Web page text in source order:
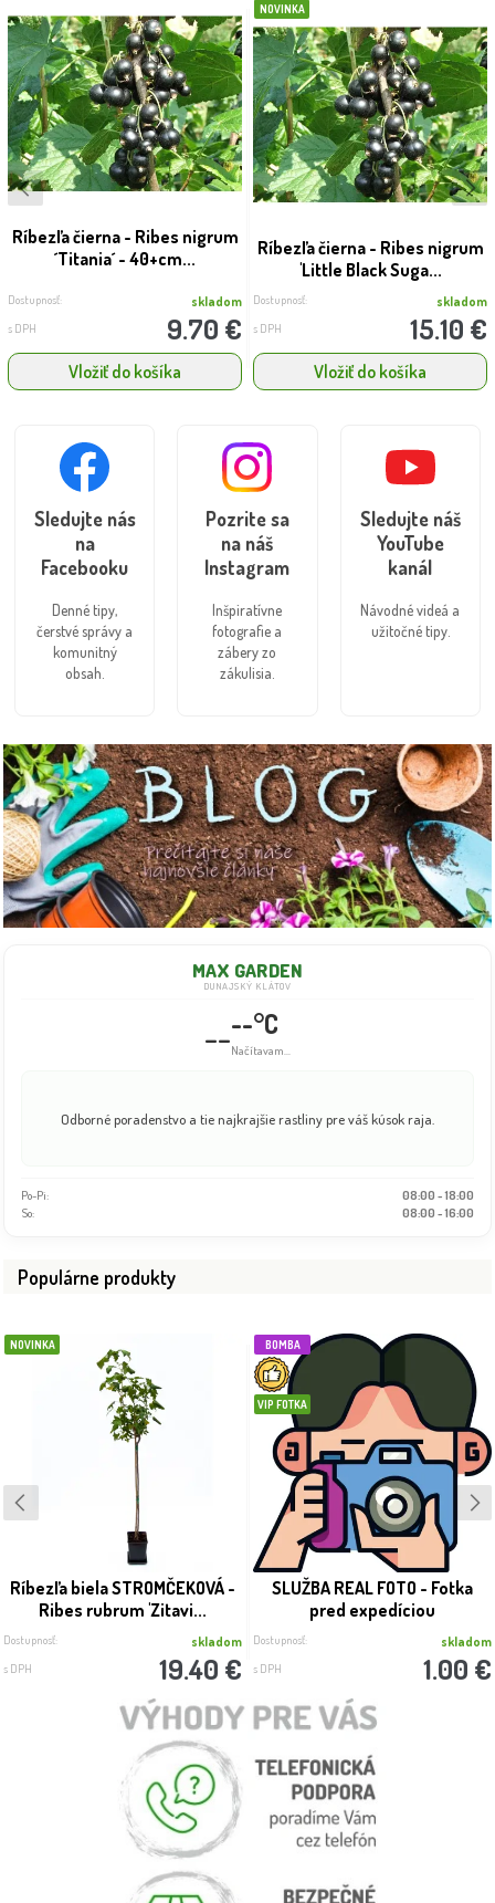
MAX GARDEN
DUNAJSKÝ KLÁTOV
----°C
Načítavam...
Odborné poradenstvo a tie najkrajšie rastliny pre váš kúsok raja.
Po-Pi:
08:00 - 18:00
So:
08:00 - 16:00
Populárne produkty
NOVINKA
Ríbezľa biela STROMČEKOVÁ -
Ribes rubrum 'Zitavi...
Dostupnosť: skladom
s DPH 19.40 €
BOMBA
VIP FOTKA
SLUŽBA REAL FOTO - Fotka
pred expedíciou
Dostupnosť: skladom
s DPH 1.00 €
Ríbezľa čierna - Ribes nigrum
´Titania´ - 40+cm...
Dostupnosť: skladom
s DPH 9.70 €
Vložiť do košíka
NOVINKA
Ríbezľa čierna - Ribes nigrum
'Little Black Suga...
Dostupnosť: skladom
s DPH 15.10 €
Vložiť do košíka
Sledujte nás
na
Facebooku
Denné tipy,
čerstvé správy a
komunitný
obsah.
Pozrite sa
na náš
Instagram
Inšpiratívne
fotografie a
zábery zo
zákulisia.
Sledujte náš
YouTube
kanál
Návodné videá a
užitočné tipy.